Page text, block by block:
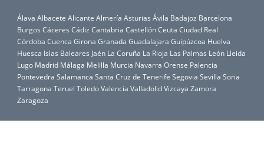
Álava Albacete Alicante Almería Asturias Ávila Badajoz Barcelona
Burgos Cáceres Cádiz Cantabria CastellónCeuta Ciudad Real
Córdoba Cuenca Girona Granada Guadalajara Guipúzcoa Huelva
Huesca Islas Baleares Jaén La Coruña La Rioja Las Palmas León Lleida
Lugo Madrid Málaga Melilla Murcia Navarra Orense Palencia
Pontevedra Salamanca Santa Cruz de Tenerife Segovia Sevilla Soria
Tarragona Teruel ToledoValencia ValladolidVizcaya Zamora
Zaragoza